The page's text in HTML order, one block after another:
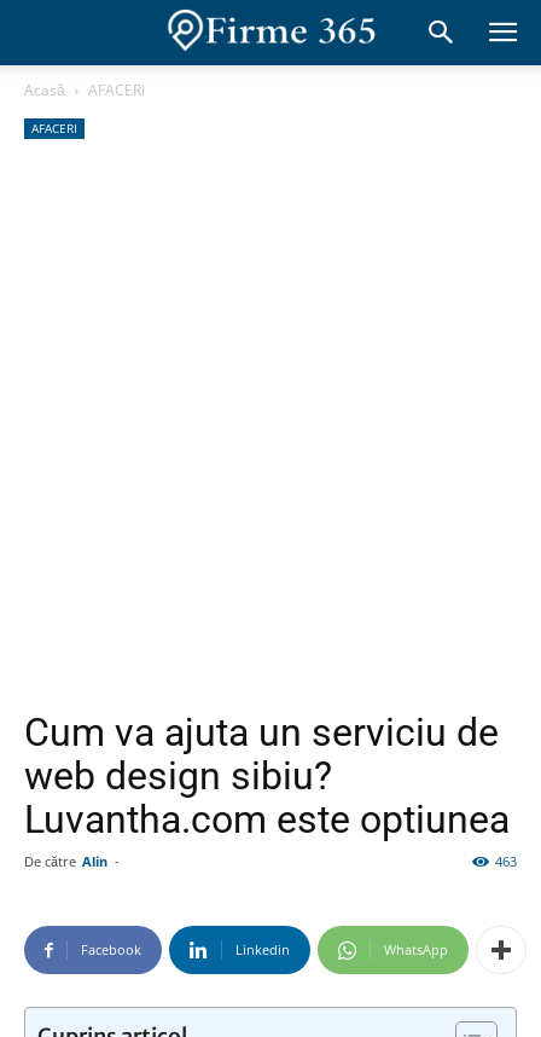
Acasă AFACERI
AFACERI
Cum va ajuta un serviciu de
web design sibiu?
Luvantha.com este optiunea
De către Alin - 463
Facebook Linkedin WhatsApp